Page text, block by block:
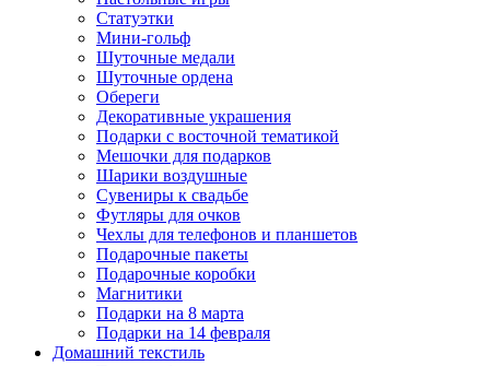
Статуэтки
Мини-гольф
Шуточные медали
Шуточные ордена
Обереги
Декоративные украшения
Подарки с восточной тематикой
Мешочки для подарков
Шарики воздушные
Сувениры к свадьбе
Футляры для очков
Чехлы для телефонов и планшетов
Подарочные пакеты
Подарочные коробки
Магнитики
Подарки на 8 марта
Подарки на 14 февраля
Домашний текстиль